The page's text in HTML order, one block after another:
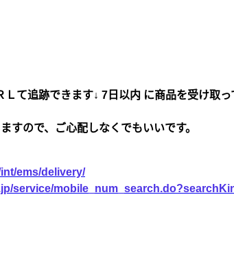
て追跡できます↓ 7日以内 に商品を受け
すので、ご心配しなくでもいいです。
ems/delivery/
service/